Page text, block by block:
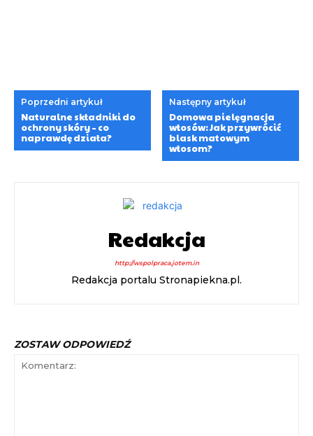
Poprzedni artykuł
Naturalne składniki do
ochrony skóry – co
naprawdę działa?
Następny artykuł
Domowa pielęgnacja
włosów: Jak przywrócić
blask matowym
włosom?
Redakcja
http://wspolpraca.jotem.in
Redakcja portalu Stronapiekna.pl.
ZOSTAW ODPOWIEDŹ